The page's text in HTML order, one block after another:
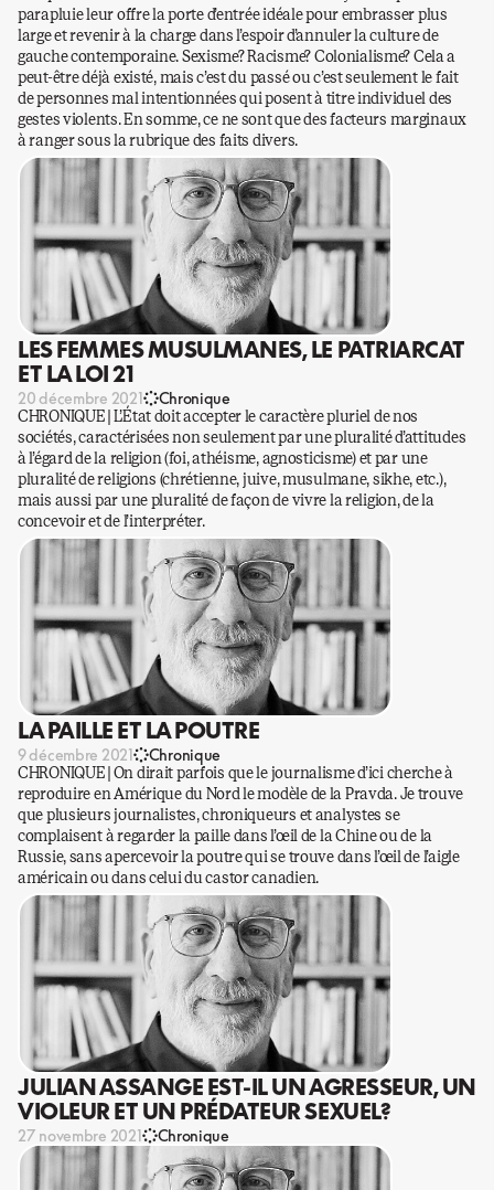
parapluie leur offre la porte d’entrée idéale pour embrasser plus
large et revenir à la charge dans l’espoir d’annuler la culture de
gauche contemporaine. Sexisme? Racisme? Colonialisme? Cela a
peut-être déjà existé, mais c’est du passé ou c’est seulement le fait
de personnes mal intentionnées qui posent à titre individuel des
gestes violents. En somme, ce ne sont que des facteurs marginaux
à ranger sous la rubrique des faits divers.
LES FEMMES MUSULMANES, LE PATRIARCAT
ET LA LOI 21
20 décembre 2021 Chronique
CHRONIQUE | L’État doit accepter le caractère pluriel de nos
sociétés, caractérisées non seulement par une pluralité d’attitudes
à l’égard de la religion (foi, athéisme, agnosticisme) et par une
pluralité de religions (chrétienne, juive, musulmane, sikhe, etc.),
mais aussi par une pluralité de façon de vivre la religion, de la
concevoir et de l’interpréter.
LA PAILLE ET LA POUTRE
9 décembre 2021 Chronique
CHRONIQUE | On dirait parfois que le journalisme d’ici cherche à
reproduire en Amérique du Nord le modèle de la Pravda. Je trouve
que plusieurs journalistes, chroniqueurs et analystes se
complaisent à regarder la paille dans l’œil de la Chine ou de la
Russie, sans apercevoir la poutre qui se trouve dans l’œil de l’aigle
américain ou dans celui du castor canadien.
JULIAN ASSANGE EST-IL UN AGRESSEUR, UN
VIOLEUR ET UN PRÉDATEUR SEXUEL?
27 novembre 2021 Chronique